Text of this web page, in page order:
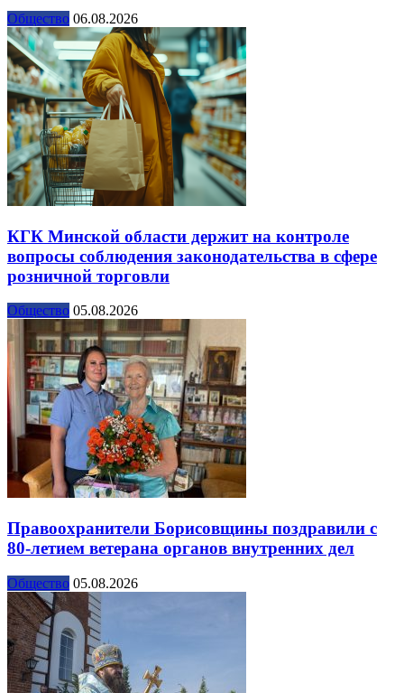
Общество 06.08.2026
КГК Минской области держит на контроле
вопросы соблюдения законодательства в сфере
розничной торговли
Общество 05.08.2026
Правоохранители Борисовщины поздравили с
80-летием ветерана органов внутренних дел
Общество 05.08.2026